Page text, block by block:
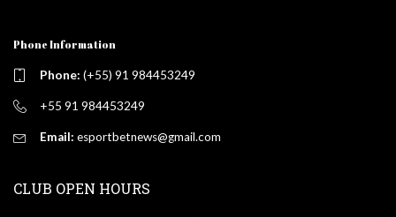
Phone Information
Phone: (+55) 91 984453249
+55 91 984453249
Email: esportbetnews@gmail.com
CLUB OPEN HOURS